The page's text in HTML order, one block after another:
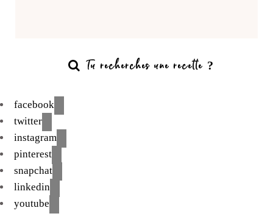
facebook
twitter
instagram
pinterest
snapchat
linkedin
youtube